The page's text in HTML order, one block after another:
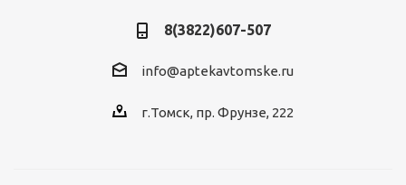
8(3822)607-507
info@aptekavtomske.ru
г.Томск, пр. Фрунзе, 222